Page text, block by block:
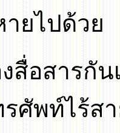
ยไปด้วย
สื่อสารกั
ศัพท์ไร้ส